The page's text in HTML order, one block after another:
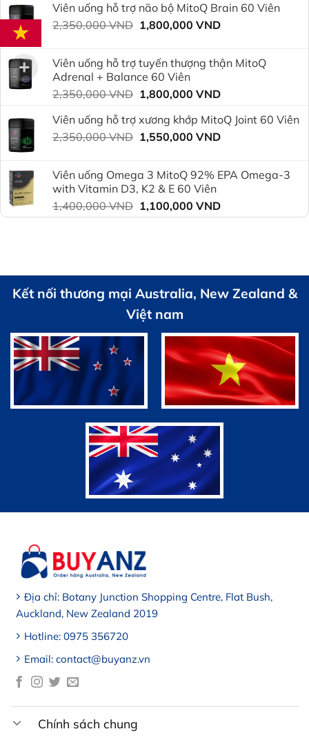
là:
900,000 VND.
tại
là:
Viên uống hỗ trợ não bộ MitoQ Brain 60 Viên
2,350,000VND Giá
2,350,000 VND.
1,800,000 VNDGiá
là:
Viên uống hỗ trợ tuyến thượng thận MitoQ
Adrenal + Balance 60 Viên
2,350,000VND Giá
là:
2,350,000 VND.
1,800,000 VNDGiá
tại
là:
Viên uống hỗ trợ xương khớp MitoQ Joint 60 Viên
2,350,000VND Giá
2,350,000 VND.
1,550,000 VNDGiá
là:
Viên uống Omega 3 MitoQ 92% EPA Omega-3
with Vitamin D3, K2 & E 60 Viên
1,400,000VND Giá
gốc
1,100,000 VNDGiá
hiện
Kết nối thương mại Australia, New Zealand &
Việt nam
Địa chỉ: Botany Junction Shopping Centre, Flat Bush,
Auckland, New Zealand 2019
Hotline: 0975 356720
Email: contact@buyanz.vn
Chính sách chung